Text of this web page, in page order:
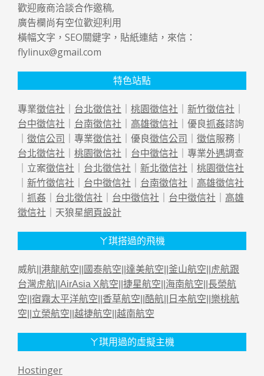
歡迎廠商洽談合作邀稿,
廣告欄尚有空位歡迎利用
橫幅文字，SEO關鍵字，貼紙連結，來信：
flylinux@gmail.com
特色站點
專業徵信社 ｜ 台北徵信社 ｜ 桃園徵信社 ｜ 新竹徵信社 ｜
台中徵信社 ｜ 台南徵信社 ｜ 高雄徵信社 ｜優良抓姦諮詢
｜ 徵信公司 ｜專業徵信社 ｜優良徵信公司 ｜ 徵信服務｜
台北徵信社 ｜ 桃園徵信社 ｜ 台中徵信社 ｜專業外遇調查
｜立案徵信社 ｜ 台北徵信社 ｜ 新北徵信社 ｜ 桃園徵信社
｜ 新竹徵信社 ｜ 台中徵信社 ｜ 台南徵信社 ｜ 高雄徵信社
｜ 抓姦 ｜ 台北徵信社 ｜ 台中徵信社 ｜ 台中徵信社 ｜ 高雄
徵信社 ｜天狼星網頁設計
ㄚ琪搭過的飛機
威航|| 港龍航空 國泰航空 達美航空 釜山航空
虎航跟
台灣虎航 AirAsia X航空 捷星航空 海南航空 長榮航
空 宿霧太平洋航空 香草航空 酷航 日本航空 樂桃航
空 立榮航空 越捷航空 越南航空
ㄚ琪用過的虛擬主機
Hostinger